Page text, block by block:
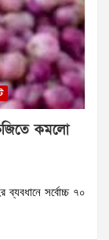
কমলো
ব্যবধানে সর্বোচ্চ ৭০